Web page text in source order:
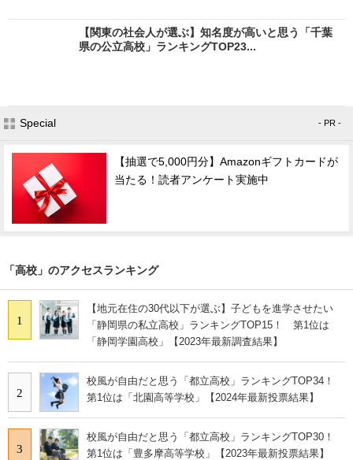
【関東の社会人が選ぶ】知名度が高いと思う「千葉
県の公立高校」ランキングTOP23...
Special - PR -
【抽選で5,000円分】Amazonギフトカードが
当たる！読者アンケート実施中
「高校」のアクセスランキング
1
【地元在住の30代以下が選ぶ】子どもを進学させたい
「静岡県の私立高校」ランキングTOP15！ 第1位は
「静岡学園高校」【2023年最新調査結果】
2
校風が自由だと思う「都立高校」ランキングTOP34！
第1位は「北園高等学校」【2024年最新投票結果】
3
校風が自由だと思う「都立高校」ランキングTOP30！
第1位は「豊多摩高等学校」【2023年最新投票結果】